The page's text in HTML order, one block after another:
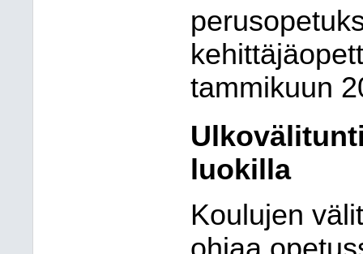
tammikuun
luokilla
Koulujen